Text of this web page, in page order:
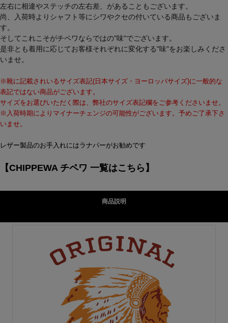
左右に相違やステッチの左右差、があることもございます。
尚、入荷時よりシャフト等にシワやクセの付いている商品もございま
す。
そしてこれこそがチペワならではの"味"でございます。
是非とも着用に応じてお客様それぞれに変化する"味"をお楽しみくださ
いませ。
※靴に記載されいるサイズ表記(日本サイズ・ヨーロッパサイズ)に一般的な
表記ではない商品がございます。
サイズをお選びいただく際は、弊社のサイズ表記欄をご参考くださいませ。
※入荷時期によりマイナーチェンジの可能性がございます。予めご了承下さ
いませ。
レザー製品のお手入れにはラナパーがお勧めです
【CHIPPEWA チペワ 一覧はこちら】
商品説明